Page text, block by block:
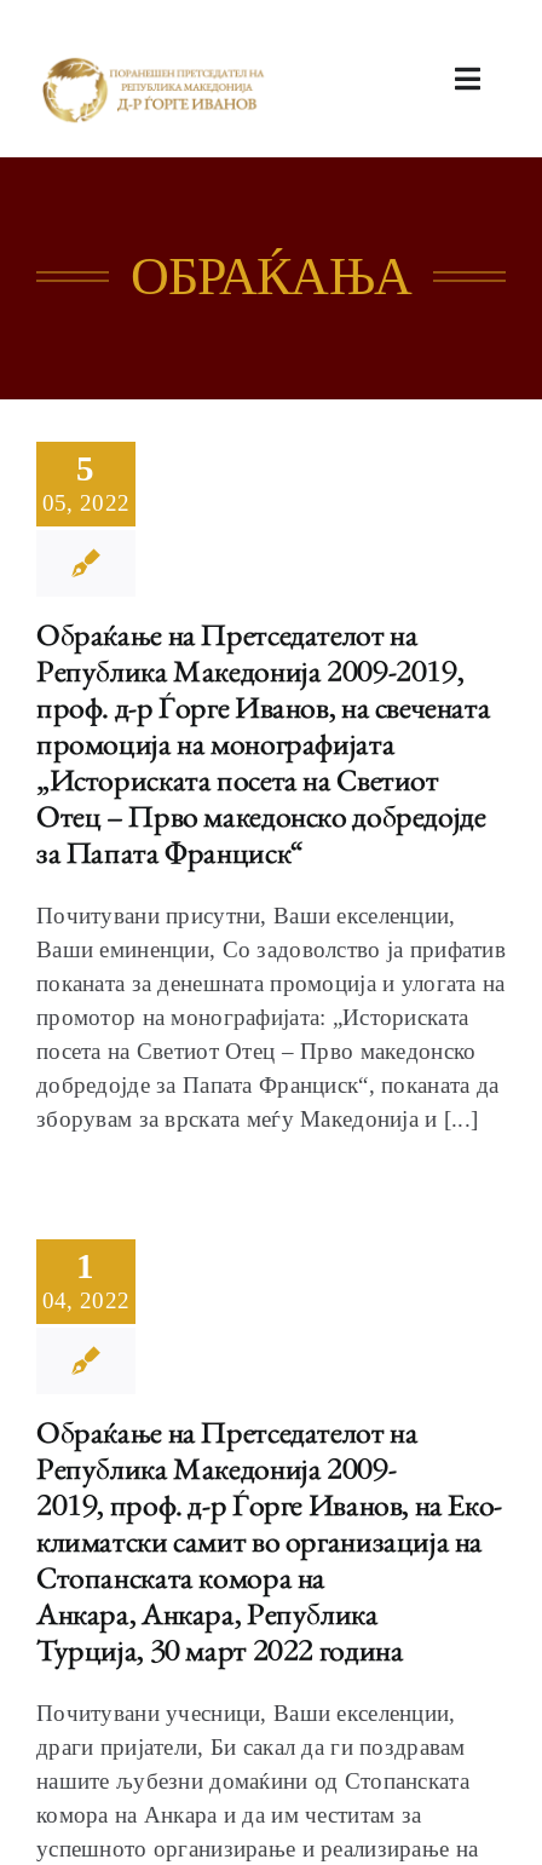
АКТИВНОСТИ
ОБРАЌАЊА
ШКОЛА ЗА МЛАДИ ЛИДЕРИ
ПРМ 2009-2019
ОБРАЌАЊА
5
05, 2022
Обраќање на Претседателот на
Република Македонија 2009-2019,
проф. д-р Ѓорге Иванов, на свечената
промоција на монографијата
„Историската посета на Светиот
Отец – Прво македонско добредојде
за Папата Франциск“
Почитувани присутни, Ваши екселенции,
Ваши еминенции, Со задоволство ја прифатив
поканата за денешната промоција и улогата на
промотор на монографијата: „Историската
посета на Светиот Отец – Прво македонско
добредојде за Папата Франциск“, поканата да
зборувам за врската меѓу Македонија и [...]
1
04, 2022
Обраќање на Претседателот на
Република Македонија 2009-
2019, проф. д-р Ѓорге Иванов, на Еко-
климатски самит во организација на
Стопанската комора на
Анкара, Анкара, Република
Турција, 30 март 2022 година
Почитувани учесници, Ваши екселенции,
драги пријатели, Би сакал да ги поздравам
нашите љубезни домаќини од Стопанската
комора на Анкара и да им честитам за
успешното организирање и реализирање на